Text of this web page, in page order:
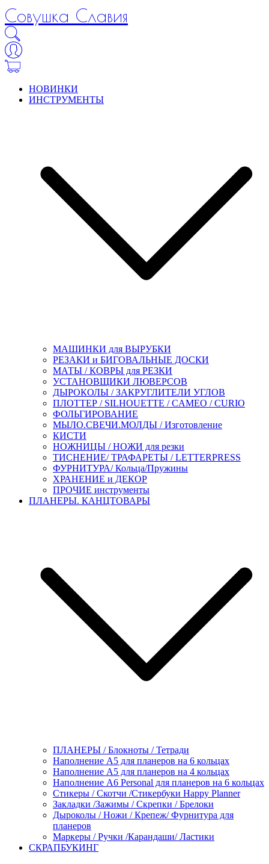
Совушка Славия
НОВИНКИ
ИНСТРУМЕНТЫ
МАШИНКИ для ВЫРУБКИ
РЕЗАКИ и БИГОВАЛЬНЫЕ ДОСКИ
МАТЫ / КОВРЫ для РЕЗКИ
УСТАНОВЩИКИ ЛЮВЕРСОВ
ДЫРОКОЛЫ / ЗАКРУГЛИТЕЛИ УГЛОВ
ПЛОТТЕР / SILHOUETTE / CAMEO / CURIO
ФОЛЬГИРОВАНИЕ
МЫЛО.СВЕЧИ.МОЛДЫ / Изготовление
КИСТИ
НОЖНИЦЫ / НОЖИ для резки
ТИСНЕНИЕ/ ТРАФАРЕТЫ / LETTERPRESS
ФУРНИТУРА/ Кольца/Пружины
ХРАНЕНИЕ и ДЕКОР
ПРОЧИЕ инструменты
ПЛАНЕРЫ. КАНЦТОВАРЫ
ПЛАНЕРЫ / Блокноты / Тетради
Наполнение А5 для планеров на 6 кольцах
Наполнение А5 для планеров на 4 кольцах
Наполнение А6 Personal для планеров на 6 кольцах
Стикеры / Скотчи /Стикербуки Happy Planner
Закладки /Зажимы / Скрепки / Брелоки
Дыроколы / Ножи / Крепеж/ Фурнитура для
планеров
Маркеры / Ручки /Карандаши/ Ластики
СКРАПБУКИНГ